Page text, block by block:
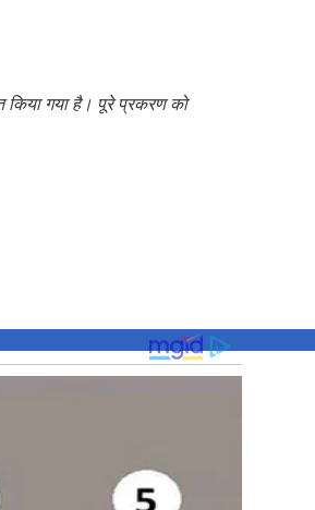
किया गया है। पूरे प्रकरण को